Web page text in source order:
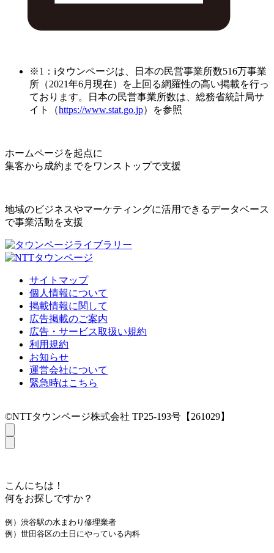
※1：iタウンページは、日本の民営事業所数516万事業
所（2021年6月現在）を上回る網羅性の高い掲載を行っ
ております。日本の民営事業所数は、総務省統計局サ
イト（https://www.stat.go.jp）を参照
ホームページを起点に
集客から成約までをワンストップで支援
地域のビジネスやマーケティングに活用できるデータベース
で事業活動を支援
サイトマップ
個人情報について
掲載情報に関して
広告掲載のご案内
広告・サービス取扱い規約
利用規約
お知らせ
運営会社について
緊急時はこちら
©NTTタウンページ株式会社 TP25-193号【261029】
こんにちは！
何をお探しですか？
例）渋谷駅の水まわり修理業者
例）世田谷区の土日にやっている内科